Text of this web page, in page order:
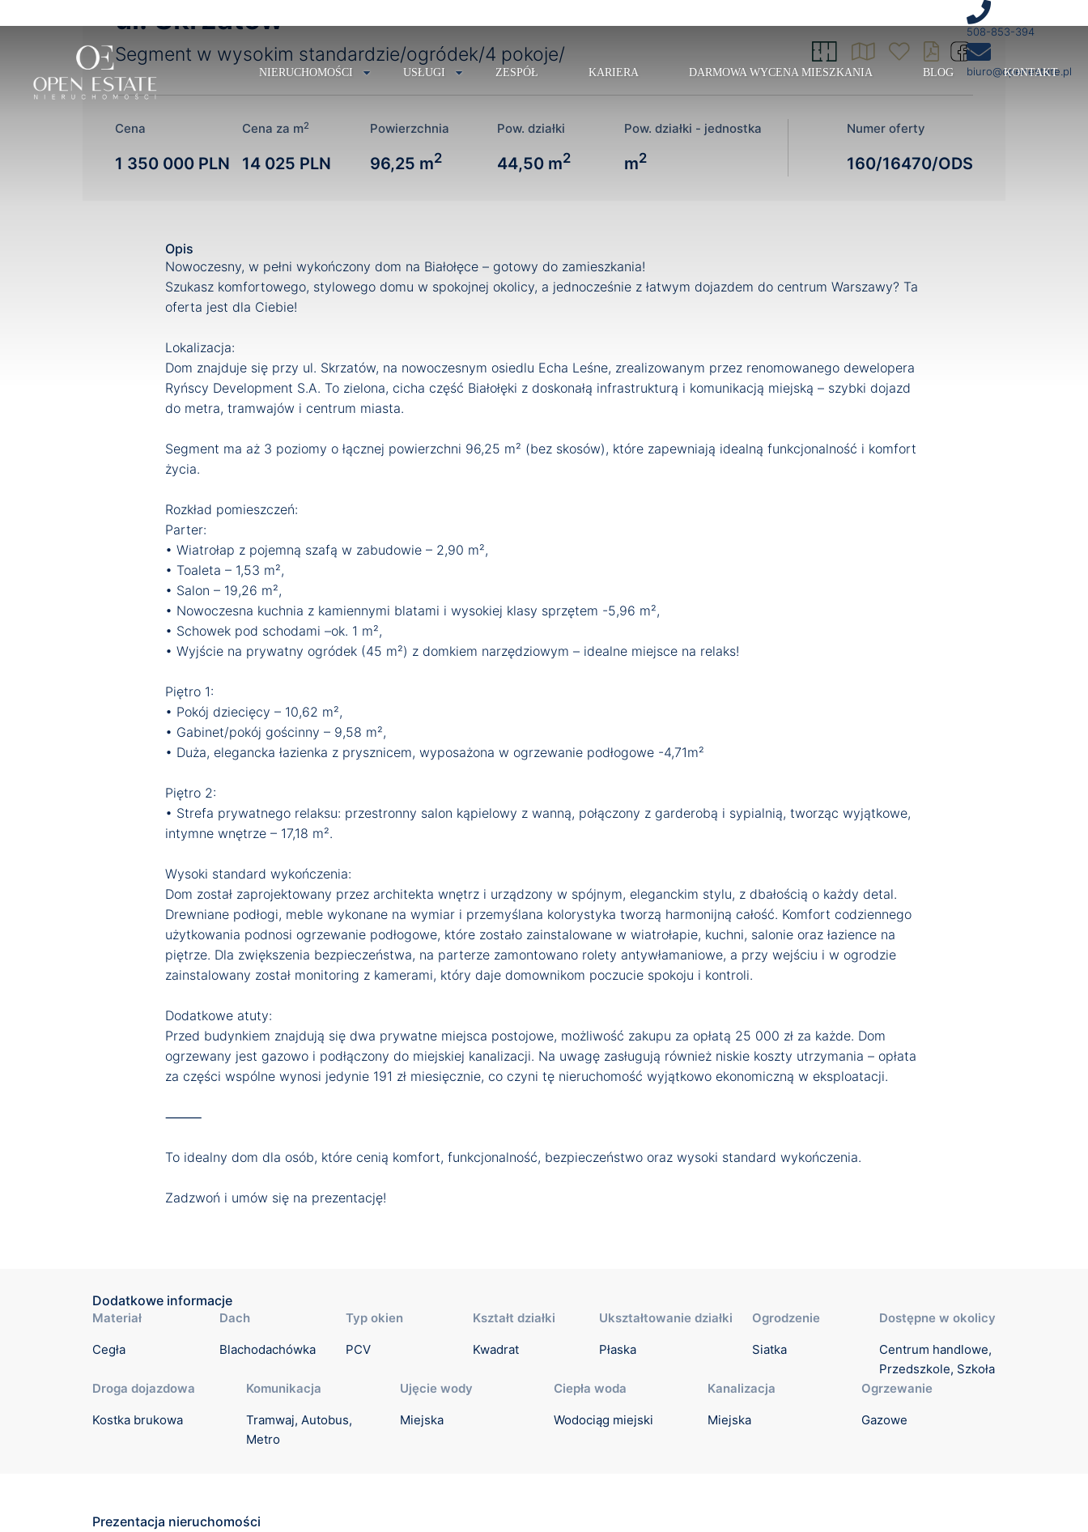
508-853-394
biuro@openestate.pl
NIERUCHOMOŚCI USŁUGI ZESPÓŁ KARIERA DARMOWA WYCENA MIESZKANIA BLOG KONTAKT
ul. Skrzatów
Segment w wysokim standardzie/ogródek/4 pokoje/
Cena
1 350 000 PLN
Cena za m2
14 025 PLN
Powierzchnia
96,25 m2
Pow. działki
44,50 m2
Pow. działki - jednostka
m2
Numer oferty
160/16470/ODS
Opis
Nowoczesny, w pełni wykończony dom na Białołęce – gotowy do zamieszkania!
Szukasz komfortowego, stylowego domu w spokojnej okolicy, a jednocześnie z łatwym dojazdem do centrum Warszawy? Ta
oferta jest dla Ciebie!
Lokalizacja:
Dom znajduje się przy ul. Skrzatów, na nowoczesnym osiedlu Echa Leśne, zrealizowanym przez renomowanego dewelopera
Ryńscy Development S.A. To zielona, cicha część Białołęki z doskonałą infrastrukturą i komunikacją miejską – szybki dojazd
do metra, tramwajów i centrum miasta.
Segment ma aż 3 poziomy o łącznej powierzchni 96,25 m² (bez skosów), które zapewniają idealną funkcjonalność i komfort
życia.
Rozkład pomieszczeń:
Parter:
• Wiatrołap z pojemną szafą w zabudowie – 2,90 m²,
• Toaleta – 1,53 m²,
• Salon – 19,26 m²,
• Nowoczesna kuchnia z kamiennymi blatami i wysokiej klasy sprzętem -5,96 m²,
• Schowek pod schodami –ok. 1 m²,
• Wyjście na prywatny ogródek (45 m²) z domkiem narzędziowym – idealne miejsce na relaks!
Piętro 1:
• Pokój dziecięcy – 10,62 m²,
• Gabinet/pokój gościnny – 9,58 m²,
• Duża, elegancka łazienka z prysznicem, wyposażona w ogrzewanie podłogowe -4,71m²
Piętro 2:
• Strefa prywatnego relaksu: przestronny salon kąpielowy z wanną, połączony z garderobą i sypialnią, tworząc wyjątkowe,
intymne wnętrze – 17,18 m².
Wysoki standard wykończenia:
Dom został zaprojektowany przez architekta wnętrz i urządzony w spójnym, eleganckim stylu, z dbałością o każdy detal.
Drewniane podłogi, meble wykonane na wymiar i przemyślana kolorystyka tworzą harmonijną całość. Komfort codziennego
użytkowania podnosi ogrzewanie podłogowe, które zostało zainstalowane w wiatrołapie, kuchni, salonie oraz łazience na
piętrze. Dla zwiększenia bezpieczeństwa, na parterze zamontowano rolety antywłamaniowe, a przy wejściu i w ogrodzie
zainstalowany został monitoring z kamerami, który daje domownikom poczucie spokoju i kontroli.
Dodatkowe atuty:
Przed budynkiem znajdują się dwa prywatne miejsca postojowe, możliwość zakupu za opłatą 25 000 zł za każde. Dom
ogrzewany jest gazowo i podłączony do miejskiej kanalizacji. Na uwagę zasługują również niskie koszty utrzymania – opłata
za części wspólne wynosi jedynie 191 zł miesięcznie, co czyni tę nieruchomość wyjątkowo ekonomiczną w eksploatacji.
⸻
To idealny dom dla osób, które cenią komfort, funkcjonalność, bezpieczeństwo oraz wysoki standard wykończenia.
Zadzwoń i umów się na prezentację!
Dodatkowe informacje
Materiał
Cegła
Dach
Blachodachówka
Typ okien
PCV
Kształt działki
Kwadrat
Ukształtowanie działki
Płaska
Ogrodzenie
Siatka
Dostępne w okolicy
Centrum handlowe,
Przedszkole, Szkoła
Droga dojazdowa
Kostka brukowa
Komunikacja
Tramwaj, Autobus,
Metro
Ujęcie wody
Miejska
Ciepła woda
Wodociąg miejski
Kanalizacja
Miejska
Ogrzewanie
Gazowe
Prezentacja nieruchomości